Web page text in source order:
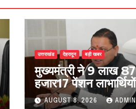
उत्तराखंड देहरादून बड़ी खबर
मुख्यमंत्री ने 9 लाख 87
हजार17 पेंशन
कुल 146 करोड़ 32
AUGUST 8, 2026 ADMIN